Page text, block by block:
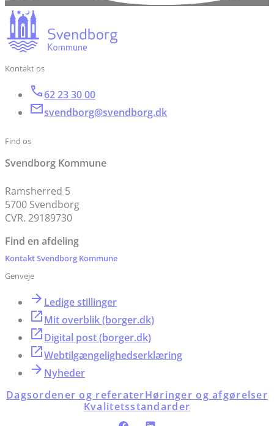
Kontakt os
62 23 30 00
svendborg@svendborg.dk
Find os
Svendborg Kommune
Ramsherred 5
5700 Svendborg
CVR. 29189730
Find en afdeling
Kontakt Svendborg Kommune
Genveje
Ledige stillinger
Mit overblik (borger.dk)
Digital post (borger.dk)
Webtilgængelighedserklæring
Nyheder
Dagsordener og referaterHøringer og afgørelser
Kvalitetsstandarder